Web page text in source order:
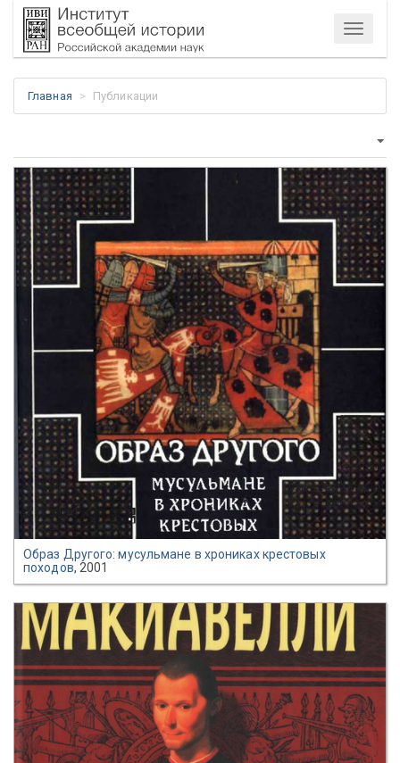
Меню
Главная Публикации
Образ Другого: мусульмане в хрониках крестовых
походов, 2001